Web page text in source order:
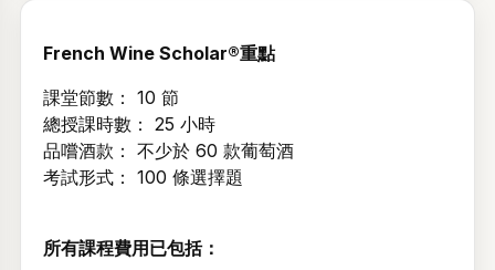
French Wine Scholar®重點
課堂節數： 10 節
總授課時數： 25 小時
品嚐酒款： 不少於 60 款葡萄酒
考試形式： 100 條選擇題
所有課程費用已包括：